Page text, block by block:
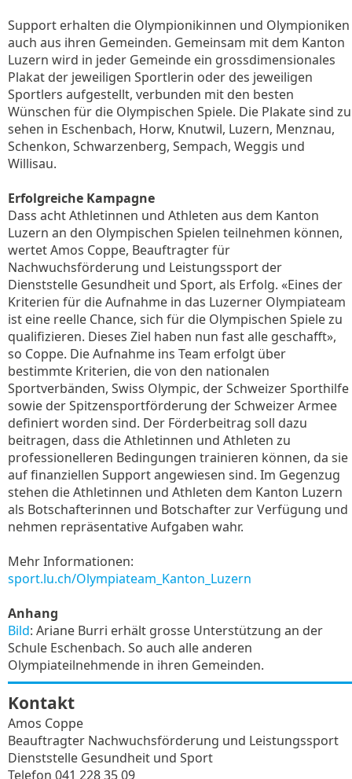
Support erhalten die Olympionikinnen und Olympioniken
auch aus ihren Gemeinden. Gemeinsam mit dem Kanton
Luzern wird in jeder Gemeinde ein grossdimensionales
Plakat der jeweiligen Sportlerin oder des jeweiligen
Sportlers aufgestellt, verbunden mit den besten
Wünschen für die Olympischen Spiele. Die Plakate sind zu
sehen in Eschenbach, Horw, Knutwil, Luzern, Menznau,
Schenkon, Schwarzenberg, Sempach, Weggis und
Willisau.
Erfolgreiche Kampagne
Dass acht Athletinnen und Athleten aus dem Kanton
Luzern an den Olympischen Spielen teilnehmen können,
wertet Amos Coppe, Beauftragter für
Nachwuchsförderung und Leistungssport der
Dienststelle Gesundheit und Sport, als Erfolg. «Eines der
Kriterien für die Aufnahme in das Luzerner Olympiateam
ist eine reelle Chance, sich für die Olympischen Spiele zu
qualifizieren. Dieses Ziel haben nun fast alle geschafft»,
so Coppe. Die Aufnahme ins Team erfolgt über
bestimmte Kriterien, die von den nationalen
Sportverbänden, Swiss Olympic, der Schweizer Sporthilfe
sowie der Spitzensportförderung der Schweizer Armee
definiert worden sind. Der Förderbeitrag soll dazu
beitragen, dass die Athletinnen und Athleten zu
professionelleren Bedingungen trainieren können, da sie
auf finanziellen Support angewiesen sind. Im Gegenzug
stehen die Athletinnen und Athleten dem Kanton Luzern
als Botschafterinnen und Botschafter zur Verfügung und
nehmen repräsentative Aufgaben wahr.
Mehr Informationen:
sport.lu.ch/Olympiateam_Kanton_Luzern
Anhang
Bild: Ariane Burri erhält grosse Unterstützung an der
Schule Eschenbach. So auch alle anderen
Olympiateilnehmende in ihren Gemeinden.
Kontakt
Amos Coppe
Beauftragter Nachwuchsförderung und Leistungssport
Dienststelle Gesundheit und Sport
Telefon 041 228 35 09